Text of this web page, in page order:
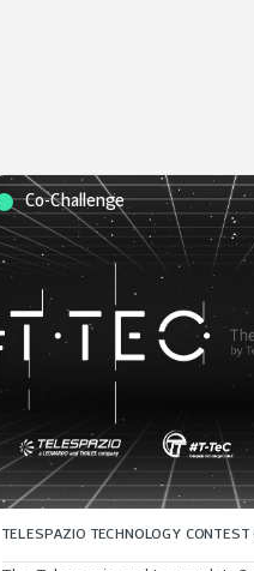
TELESPAZIO TECHNOLOGY
Co-Challenge